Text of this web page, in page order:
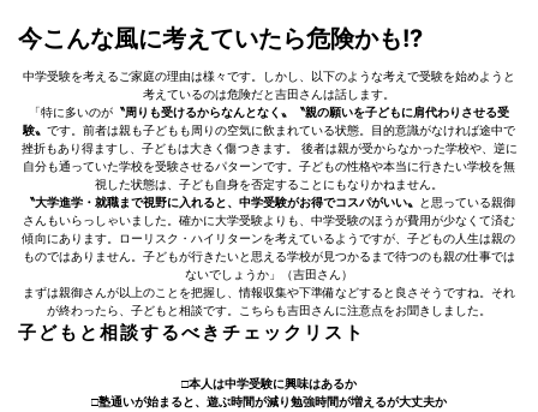
今こんな風に考えていたら危険かも!?
中学受験を考えるご家庭の理由は様々です。しかし、以下のような考えで受験を始めようと
考えているのは危険だと吉田さんは話します。
「特に多いのが 〝周りも受けるからなんとなく〟
〝親の願いを子どもに肩代わりさせる受
験〟 です。前者は親も子どもも周りの空気に飲まれている状態。目的意識がなければ途中で
挫折もあり得ますし、子どもは大きく傷つきます。 後者は親が受からなかった学校や、逆に
自分も通っていた学校を受験させるパターンです。子どもの性格や本当に行きたい学校を無
視した状態は、子ども自身を否定することにもなりかねません。
〝大学進学・就職まで視野に入れると、中学受験がお得でコスパがいい〟
と思っている親御
さんもいらっしゃいました。確かに大学受験よりも、中学受験のほうが費用が少なくて済む
傾向にあります。ローリスク・ハイリターンを考えているようですが、子どもの人生は親の
ものではありません。子どもが行きたいと思える学校が見つかるまで待つのも親の仕事では
ないでしょうか」（吉田さん）
まずは親御さんが以上のことを把握し、情報収集や下準備などすると良さそうですね。それ
が終わったら、子どもと相談です。こちらも吉田さんに注意点をお聞きしました。
子どもと相談するべきチェックリスト
□本人は中学受験に興味はあるか
□塾通いが始まると、遊ぶ時間が減り勉強時間が増えるが大丈夫か